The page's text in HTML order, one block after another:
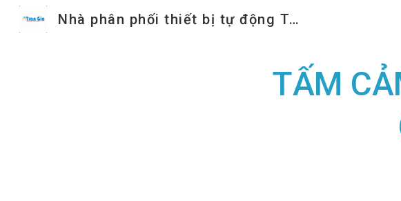
Skip to main content
Nhà phân phối thiết bị tự động Trần Gia
TẤM